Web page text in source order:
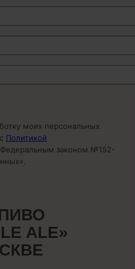
моих персональных
Политикой
законом №152-
ALE»